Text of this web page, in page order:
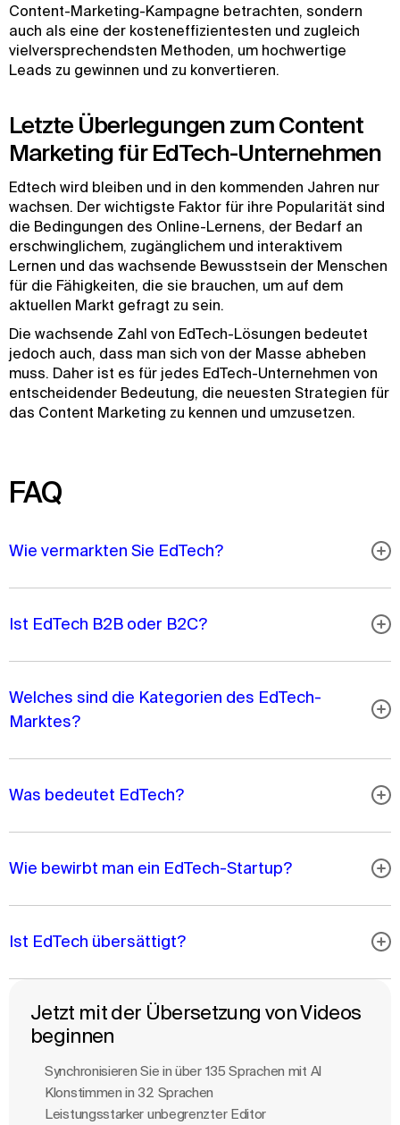
Content-Marketing-Kampagne betrachten, sondern
auch als eine der kosteneffizientesten und zugleich
vielversprechendsten Methoden, um hochwertige
Leads zu gewinnen und zu konvertieren.
Letzte Überlegungen zum Content
Marketing für EdTech-Unternehmen
Edtech wird bleiben und in den kommenden Jahren nur
wachsen. Der wichtigste Faktor für ihre Popularität sind
die Bedingungen des Online-Lernens, der Bedarf an
erschwinglichem, zugänglichem und interaktivem
Lernen und das wachsende Bewusstsein der Menschen
für die Fähigkeiten, die sie brauchen, um auf dem
aktuellen Markt gefragt zu sein.
Die wachsende Zahl von EdTech-Lösungen bedeutet
jedoch auch, dass man sich von der Masse abheben
muss. Daher ist es für jedes EdTech-Unternehmen von
entscheidender Bedeutung, die neuesten Strategien für
das Content Marketing zu kennen und umzusetzen.
FAQ
Wie vermarkten Sie EdTech?
Ist EdTech B2B oder B2C?
Welches sind die Kategorien des EdTech-
Marktes?
Was bedeutet EdTech?
Wie bewirbt man ein EdTech-Startup?
Ist EdTech übersättigt?
Jetzt mit der Übersetzung von Videos
beginnen
Synchronisieren Sie in über 135 Sprachen mit Al
Klonstimmen in 32 Sprachen
Leistungsstarker unbegrenzter Editor